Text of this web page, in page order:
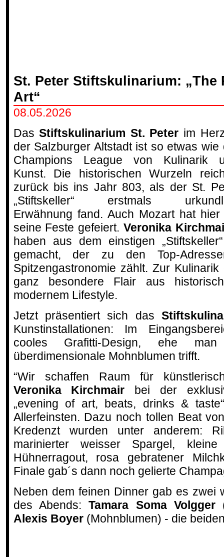
St. Peter Stiftskulinarium: „The
Art“
08.05.2026
DasStiftskulinarium St. Peter im
der Salzburger Altstadt ist so etwas wie
Champions League von Kulinarik
Kunst. Die historischen Wurzeln
zurück bis ins Jahr 803, als der St.
„Stiftskeller“ erstmals
Erwähnung fand. Auch Mozart hat
seine Feste gefeiert.Veronika
haben aus dem einstigen
gemacht, der zu den Top-
Spitzengastronomie zählt. Zur
ganz besondere Flair aus
modernem Lifestyle.
Jetzt präsentiert sich das
Kunstinstallationen: Im
cooles Grafitti-Design, ehe
überdimensionale Mohnblumen trifft.
“Wir schaffen Raum für
Veronika Kirchmair bei der
„evening of art, beats, drinks &
Allerfeinsten. Dazu noch tollen Beat
Kredenzt wurden unter anderem:
marinierter weisser Spargel, kleine
Hühnerragout, rosa gebratener
Finale gab´s dann noch gelierte
Neben dem feinen Dinner gab es zwei
des Abends:Tamara Soma Volgger
Alexis Boyer(Mohnblumen) - die